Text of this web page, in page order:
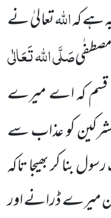
ہے کہاللہتعالیٰ نے
مصطفٰیصَلَّی اللہ تَعَالٰی
قسم کہ اے میرے
کو عذاب سے
بنا کر بھیجا تاکہ
میرے ڈرانے اور